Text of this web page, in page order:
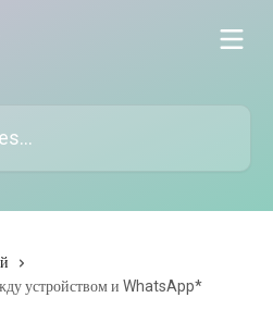
устройством и WhatsApp*